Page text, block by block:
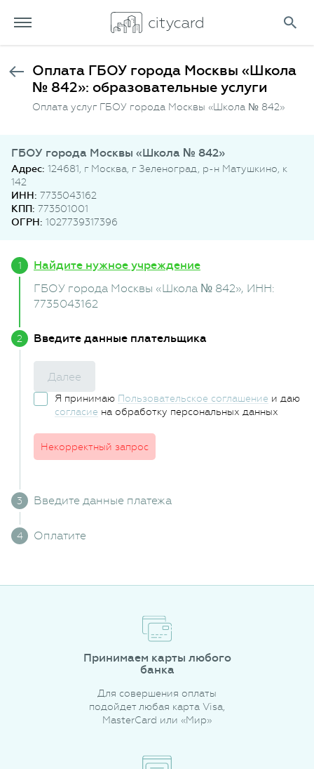
Оплата ГБОУ города Москвы «Школа
№ 842»: образовательные услуги
Оплата услуг ГБОУ города Москвы «Школа № 842»
ГБОУ города Москвы «Школа № 842»
Адрес: 124681, г Москва, г Зеленоград, р-н Матушкино, к
142
ИНН: 7735043162
КПП: 773501001
ОГРН: 1027739317396
Найдите нужное учреждение
ГБОУ города Москвы «Школа № 842», ИНН:
7735043162
Введите данные плательщика
Далее
Я принимаю Пользовательское соглашение и даю
согласие на обработку персональных данных
Некорректный запрос
Введите данные платежа
Оплатите
Принимаем карты любого
банка
Для совершения оплаты
подойдет любая карта Visa,
MasterCard или «Мир»